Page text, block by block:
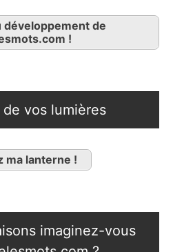
développement de
!
de vos lumières
ma lanterne !
imaginez-vous